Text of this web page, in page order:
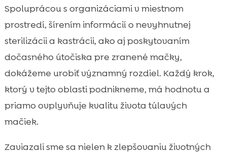
Spoluprácou s organizáciami v miestnom
prostredí, šírením informácií o nevyhnutnej
sterilizácii a kastrácii, ako aj poskytovaním
dočasného útočiska pre zranené mačky,
dokážeme urobiť významný rozdiel. Každý krok,
ktorý v tejto oblasti podnikneme, má hodnotu a
priamo ovplyvňuje kvalitu života túlavých
mačiek.
Zaviazali sme sa nielen k zlepšovaniu životných